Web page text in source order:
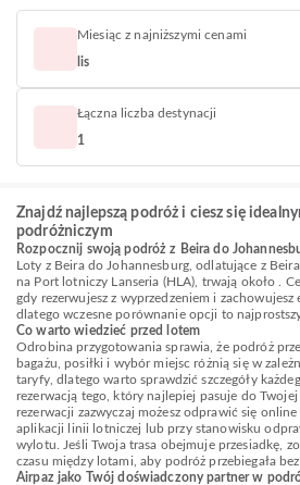
Miesiąc z najniższymi cenami
lis
Łączna liczba destynacji
1
Znajdź najlepszą podróż i ciesz się
podróżniczym
Rozpocznij swoją podróż z Beira do
Loty z Beira do Johannesburg, odlatujące z
na Port lotniczy Lanseria (HLA), trwają około .
gdy rezerwujesz z wyprzedzeniem i zachowujesz
dlatego wczesne porównanie opcji to
Co warto wiedzieć przed lotem
Odrobina przygotowania sprawia, że podróż
bagażu, posiłki i wybór miejsc różnią się w
taryfy, dlatego warto sprawdzić szczegóły
rezerwacją tego, który najlepiej pasuje do
rezerwacji zazwyczaj możesz odprawić się
aplikacji linii lotniczej lub przy stanowisku
wylotu. Jeśli Twoja trasa obejmuje przesiadkę,
czasu między lotami, aby podróż przebiegała bez
Airpaz jako Twój doświadczony partner w